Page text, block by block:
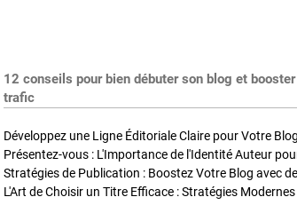
12 conseils pour bien débuter son blog et
trafic
Développez une Ligne Éditoriale Claire pour Votre Blog
Présentez-vous : L'Importance de l'Identité Auteur
L'Art de Choisir un Titre Efficace : Stratégies Modernes